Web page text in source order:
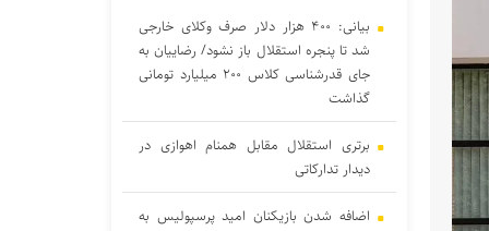
بیانی: ۴۰۰ هزار دلار صرف وکلای خارجی
شد تا پنجره استقلال باز نشود/ رضاییان به
جای قدرشناسی کلاس ۲۰۰ میلیارد تومانی
گذاشت
برتری استقلال مقابل همنام اهوازی در
دیدار تدارکاتی
اضافه شدن بازیکنان امید پرسپولیس به